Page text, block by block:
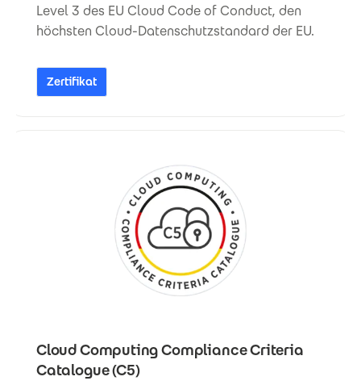
Level 3 des EU Cloud Code of Conduct, den
höchsten Cloud-Datenschutzstandard der EU.
Zertifikat
Cloud Computing Compliance Criteria
Catalogue (C5)